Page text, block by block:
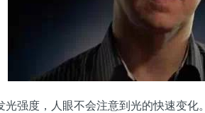
光强度，人眼不会注意到光的快速变